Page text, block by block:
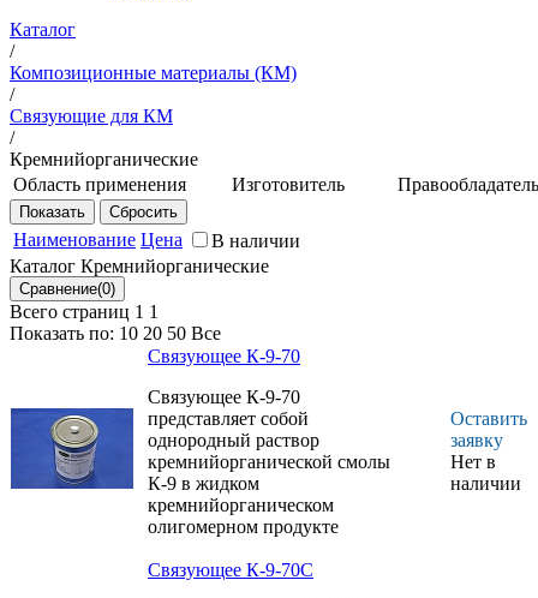
Каталог
/
Композиционные материалы (КМ)
/
Связующие для КМ
/
Кремнийорганические
Область применения
Предназначено для
изготовления
стеклотекстолитовых
изделий методом
пропитки под
давлением
Предназначено для
керамических
матриц
высокотермостойких
композиционных
материалов
Связующее ВСКО-26
используется для
цемента ВКП-26Ц,
Изготовитель
институт" -
ВИАМ
Правообладатель
Наименование Цена
В наличии
Каталог Кремнийорганические
Всего страниц 1 1
Показать по: 10 20 50 Все
Связующее К-9-70
Связующее К-9-70
представляет собой
однородный раствор
кремнийорганической смолы
К-9 в жидком
кремнийорганическом
олигомерном продукте
Оставить
заявку
Нет в
наличии
Связующее К-9-70С